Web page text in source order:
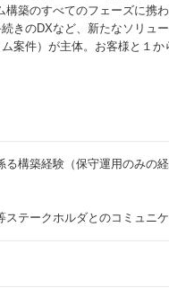
構築のすべてのフェーズに携
きのDXなど、新たなソリュ
案件）が主体。お客様と１か
構築経験（保守運用のみの経
ステークホルダとのコミュニ